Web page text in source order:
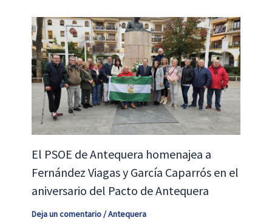
El PSOE de Antequera homenajea a
Fernández Viagas y García Caparrós en el
aniversario del Pacto de Antequera
Deja un comentario/Antequera